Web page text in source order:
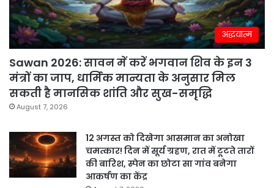
अद्धयात्म
Sawan 2026: सावन में करें भगवान शिव के इन 3
मंत्रों का जाप, धार्मिक मान्यता के अनुसार मिल
सकती है मानसिक शांति और सुख-समृद्धि
August 7, 2026
12 अगस्त को दिखेगा आसमान का अनोखा
चमत्कार! दिन में सूर्य ग्रहण, रात में टूटते तारों
की बारिश, स्पेन का छोटा सा गांव बनेगा
आकर्षण का केंद्र